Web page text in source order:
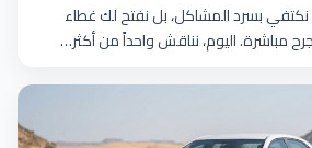
بسرد المشاكل، بل نفتح لك غطاء
مباشرة. اليوم، نناقش واحداً من أكثر…